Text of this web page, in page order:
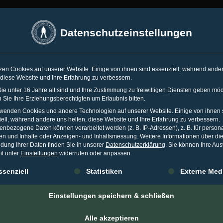
•ESSEN•TORONTO
KARRIERE MEDIA WISSEN
Ruf durch
2016INBLOG
Ruf ensteht oft durch das Prinzip URL-Hijacking.
bekannt und gefürchtet. Beim URL-Hijacking [dt.
Datenschutzeinstellungen
Cookies auf unserer Website. Einige von ihnen sind essenziell, während
Website und Ihre Erfahrung zu verbessern.
unter 16 Jahre alt sind und Ihre Zustimmung zu freiwilligen Diensten geben
Sie Ihre Erziehungsberechtigten um Erlaubnis bitten.
Cookies und andere Technologien auf unserer Website. Einige von ihnen
während andere uns helfen, diese Website und Ihre Erfahrung zu verbessern.
Daten können verarbeitet werden (z. B. IP-Adressen), z. B. für
und Inhalte oder Anzeigen- und Inhaltsmessung. Weitere Informationen über die
Ihrer Daten finden Sie in unserer Datenschutzerklärung. Sie können Ihre
unter Einstellungen widerrufen oder anpassen.
eine Liste der Service-Gruppen, für die eine Einwilligung erteilt
Statistiken Externe
Einstellungen speichern & schließen
Alle akzeptieren